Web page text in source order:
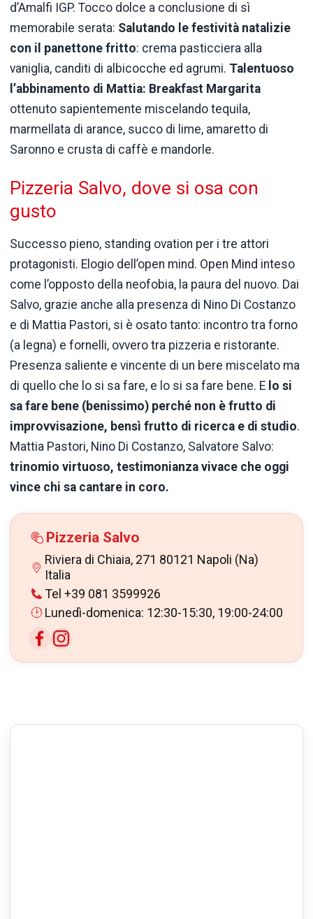
d’Amalfi IGP. Tocco dolce a conclusione di sì
memorabile serata: Salutando le festività natalizie
con il panettone fritto: crema pasticciera alla
vaniglia, canditi di albicocche ed agrumi. Talentuoso
l’abbinamento di Mattia: Breakfast Margarita
ottenuto sapientemente miscelando tequila,
marmellata di arance, succo di lime, amaretto di
Saronno e crusta di caffè e mandorle.
Pizzeria Salvo, dove si osa con
gusto
Successo pieno, standing ovation per i tre attori
protagonisti. Elogio dell’open mind. Open Mind inteso
come l’opposto della neofobia, la paura del nuovo. Dai
Salvo, grazie anche alla presenza di Nino Di Costanzo
e di Mattia Pastori, si è osato tanto: incontro tra forno
(a legna) e fornelli, ovvero tra pizzeria e ristorante.
Presenza saliente e vincente di un bere miscelato ma
di quello che lo si sa fare, e lo si sa fare bene. E lo si
sa fare bene (benissimo) perché non è frutto di
improvvisazione, bensì frutto di ricerca e di studio.
Mattia Pastori, Nino Di Costanzo, Salvatore Salvo:
trinomio virtuoso, testimonianza vivace che oggi
vince chi sa cantare in coro.
Pizzeria Salvo
Riviera di Chiaia, 271 80121 Napoli (Na)
Italia
Tel +39 081 3599926
Lunedì-domenica: 12:30-15:30, 19:00-24:00